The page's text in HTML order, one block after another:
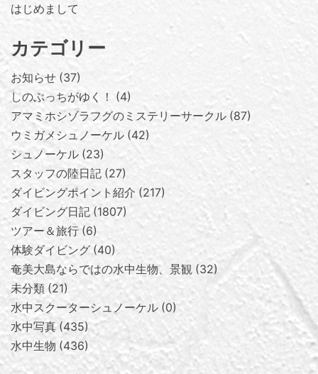
はじめまして
カテゴリー
お知らせ 37
しのぶっちがゆく！
4
アマミホシゾラフグのミステリーサークル 87
ウミガメシュノーケル 42
シュノーケル 23
スタッフの陸日記 27
ダイビングポイント紹介 217
ダイビング日記 1807
ツアー＆旅行 6
体験ダイビング 40
奄美大島ならではの水中生物、景観 32
未分類 21
水中スクーターシュノーケル 0
水中写真 435
水中生物 436